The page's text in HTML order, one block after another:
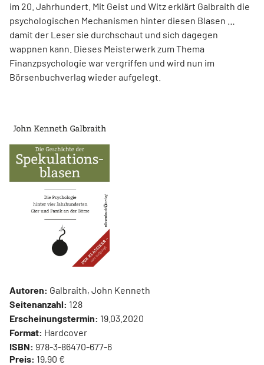
im 20. Jahrhundert. Mit Geist und Witz erklärt Gal­braith die
psychologischen Mechanismen hinter diesen Blasen …
damit der Leser sie durchschaut und sich dagegen
wappnen kann. Dieses Meisterwerk zum Thema
Finanzpsychologie war vergriffen und wird nun im
Börsenbuchverlag wieder aufgelegt.
Autoren: Galbraith, John Kenneth
Seitenanzahl: 128
Erscheinungstermin: 19.03.2020
Format: Hardcover
ISBN: 978-3-86470-677-6
Preis: 19,90 €